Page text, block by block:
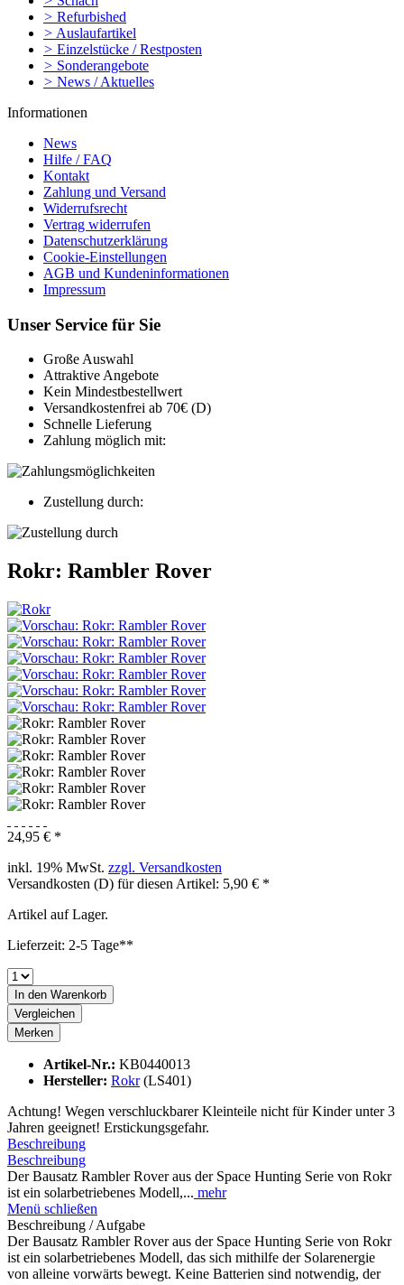
> Refurbished
> Auslaufartikel
> Einzelstücke / Restposten
> Sonderangebote
> News / Aktuelles
Informationen
News
Hilfe / FAQ
Kontakt
Zahlung und Versand
Widerrufsrecht
Vertrag widerrufen
Datenschutzerklärung
Cookie-Einstellungen
AGB und Kundeninformationen
Impressum
Unser Service für Sie
Große Auswahl
Attraktive Angebote
Kein Mindestbestellwert
Versandkostenfrei ab 70€ (D)
Schnelle Lieferung
Zahlung möglich mit:
Zustellung durch:
Rokr: Rambler Rover
24,95 € *
inkl. 19% MwSt. zzgl. Versandkosten
Versandkosten (D) für diesen Artikel: 5,90 € *
Artikel auf Lager.
Lieferzeit: 2-5 Tage**
In den Warenkorb
Vergleichen
Merken
Artikel-Nr.: KB0440013
Hersteller: Rokr(LS401)
Achtung! Wegen verschluckbarer Kleinteile nicht für Kinder unter 3
Jahren geeignet! Erstickungsgefahr.
Beschreibung
Beschreibung
Der Bausatz Rambler Rover aus der Space Hunting Serie von Rokr
ist ein solarbetriebenes Modell,... mehr
Menü schließen
Beschreibung / Aufgabe
Der Bausatz Rambler Rover aus der Space Hunting Serie von Rokr
ist ein solarbetriebenes Modell, das sich mithilfe der Solarenergie
von alleine vorwärts bewegt. Keine Batterien sind notwendig, der